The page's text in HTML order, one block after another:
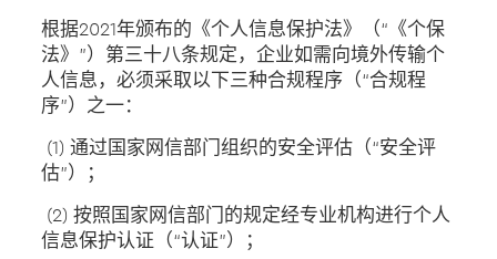
根据2021年颁布的《个人信息保护法》（“《个保
法》”）第三十八条规定，企业如需向境外传输个
人信息，必须采取以下三种合规程序（“合规程
序”）之一：
(1) 通过国家网信部门组织的安全评估（“安全评
估”）；
(2) 按照国家网信部门的规定经专业机构进行个人
信息保护认证（“认证”）；